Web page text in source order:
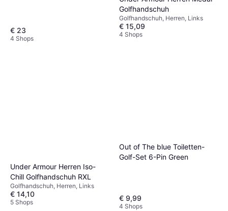
€ 23
4 Shops
Golfhandschuh
Golfhandschuh, Herren, Links
€ 15,09
4 Shops
Under Armour Herren Iso-
Chill Golfhandschuh RXL
Golfhandschuh, Herren, Links
€ 14,10
5 Shops
Out of The blue Toiletten-
Golf-Set 6-Pin Green
€ 9,99
4 Shops